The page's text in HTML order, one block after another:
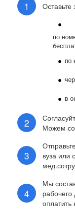
по
по
в
Можем
вуза или
Мы
оплатить